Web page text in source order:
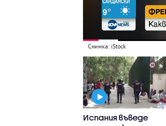
Снимка: iStock
Испания въведе